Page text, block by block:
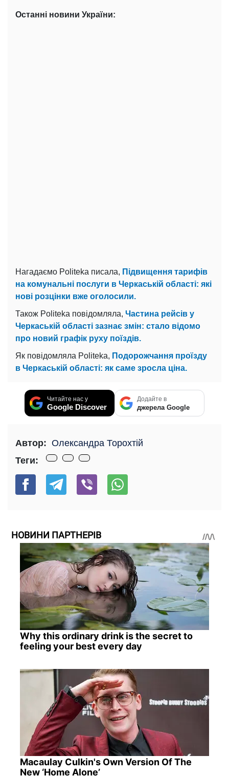
Останні новини України:
Нагадаємо Politeka писала, Підвищення тарифів
на комунальні послуги в Черкаській області: які
нові розцінки вже оголосили.
Також Politeka повідомляла, Частина рейсів у
Черкаській області зазнає змін: стало відомо
про новий графік руху поїздів.
Як повідомляла Politeka, Подорожчання проїзду
в Черкаській області: як саме зросла ціна.
Читайте нас у
Google Discover
Додайте в
джерела Google
Автор: Олександра Торохтій
Теги:
НОВИНИ ПАРТНЕРІВ
Why this ordinary drink is the secret to
feeling your best every day
Macaulay Culkin's Own Version Of The
New ‘Home Alone’